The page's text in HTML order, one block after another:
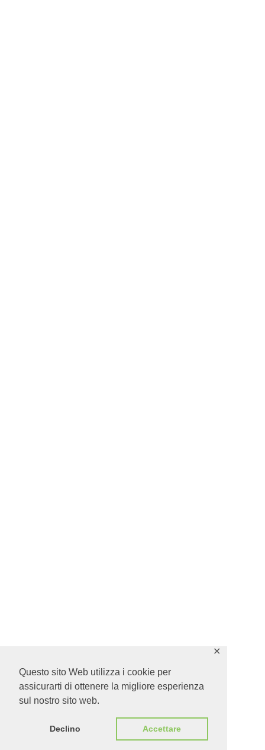
Questo sito Web utilizza i cookie per
assicurarti di ottenere la migliore esperienza
sul nostro sito web.
Declino Accettare
✕